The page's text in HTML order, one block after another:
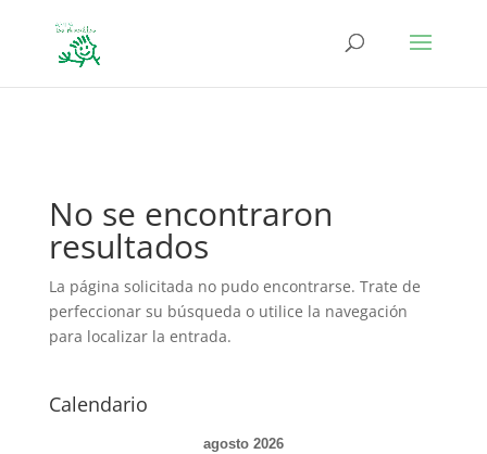
No se encontraron
resultados
La página solicitada no pudo encontrarse. Trate de
perfeccionar su búsqueda o utilice la navegación
para localizar la entrada.
Calendario
agosto 2026